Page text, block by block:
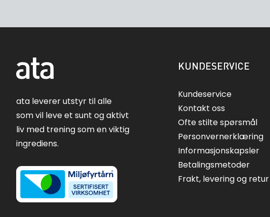
ata leverer utstyr til alle
som vil leve et sunt og aktivt
liv med trening som en viktig
ingrediens.
KUNDESERVICE
Kundeservice
Kontakt oss
Ofte stilte spørsmål
Personvernerklæring
Informasjonskapsler
Betalingsmetoder
Frakt, levering og retur